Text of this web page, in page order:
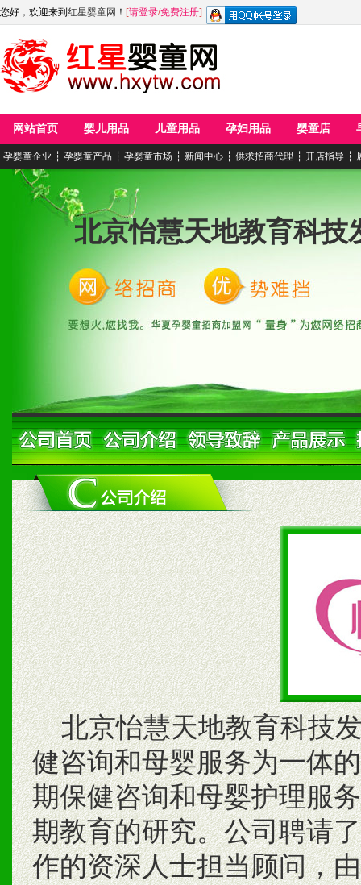
您好，欢迎来到 红星婴童网 ！ [请登录/免费注册]
网站首页 婴儿用品 儿童用品 孕妇用品 婴童店
孕婴童企业 ┆ 孕婴童产品 ┆ 孕婴童市场 ┆ 新闻中心 ┆ 供求招商代理 ┆ 开店指导 ┆
北京怡慧天地教育科技
北京怡慧天地教育科技发
健咨询和母婴服务为一体
期保健咨询和母婴护理服
期教育的研究。公司聘请
作的资深人士担当顾问，